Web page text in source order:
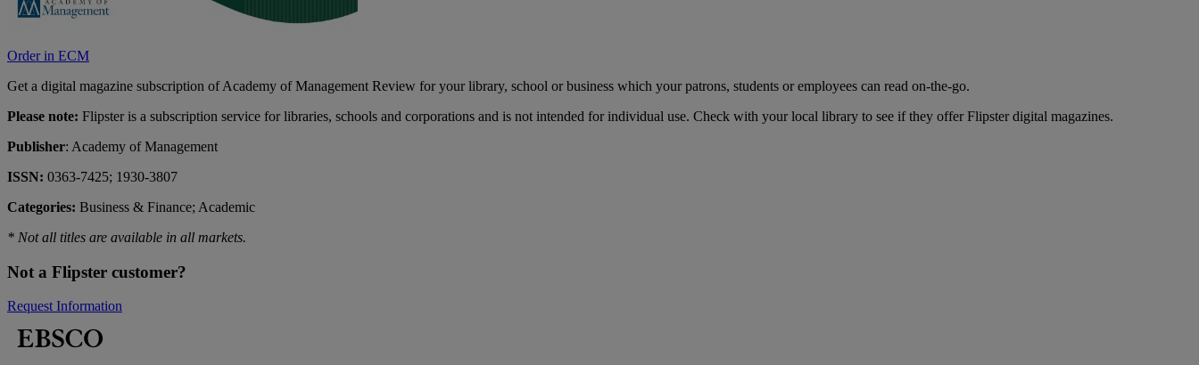
Order in ECM
Get a digital magazine subscription of Academy of Management Review for your library, school or business which your patrons, students or employees can read on-the-go.
Please note: Flipster is a subscription service for libraries, schools and corporations and is not intended for individual use. Check with your local library to see if they offer Flipster digital magazines.
Publisher: Academy of Management
ISSN: 0363-7425; 1930-3807
Categories: Business & Finance; Academic
* Not all titles are available in all markets.
Not a Flipster customer?
Request Information